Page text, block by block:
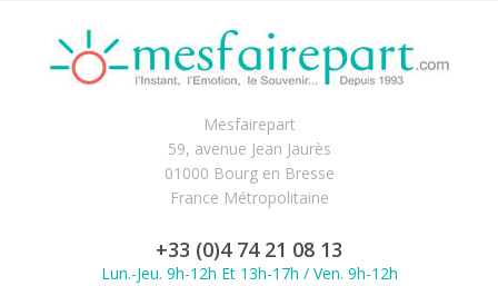
Mesfairepart
59, avenue Jean Jaurès
01000 Bourg en Bresse
France Métropolitaine
+33 (0)4 74 21 08 13
Lun.-Jeu. 9h-12h Et 13h-17h / Ven. 9h-12h